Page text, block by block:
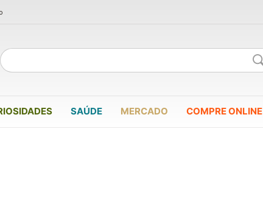
SAÚDE MERCADO COMPRE ONLINE